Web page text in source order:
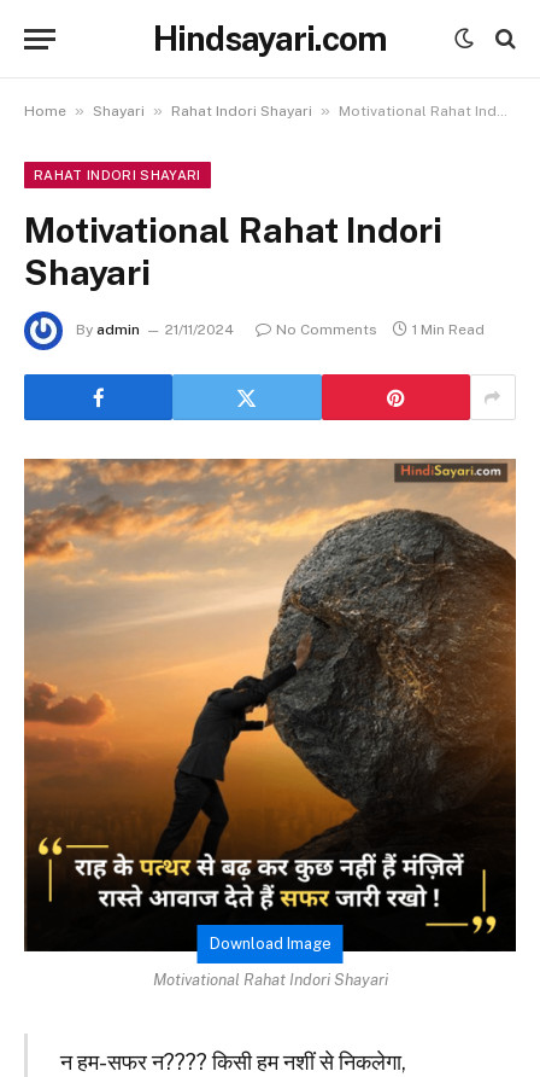
Hindsayari.com
Home » Shayari » Rahat Indori Shayari » Motivational Rahat Indori Shayari
RAHAT INDORI SHAYARI
Motivational Rahat Indori
Shayari
By admin 21/11/2024 No Comments 1 Min Read
Download Image
Motivational Rahat Indori Shayari
न हम-सफर न???? किसी हम नशीं से निकलेगा,